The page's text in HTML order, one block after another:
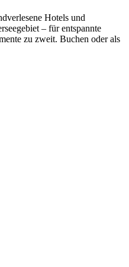
Hotels und
– für entspannte
zu zweit. Buchen oder als